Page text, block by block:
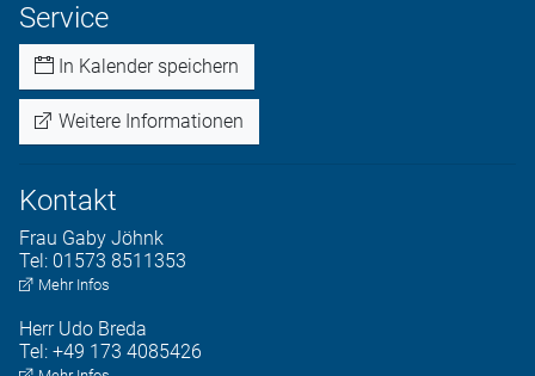
Service
In Kalender speichern
Weitere Informationen
Kontakt
Frau Gaby Jöhnk
Tel: 01573 8511353
Mehr Infos
Herr Udo Breda
Tel: +49 173 4085426